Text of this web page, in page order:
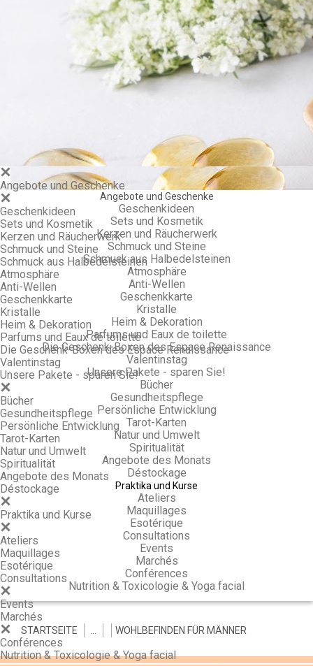
Angebote und Geschenke
Geschenkideen
Sets und Kosmetik
Kerzen und Räucherwerk
Schmuck und Steine
Schmuck aus Halbedelsteinen
Atmosphäre
Anti-Wellen
Geschenkkarte
Kristalle
Heim & Dekoration
Parfums und Eaux de toilette
Die Geschenk-Boxen des Espace Renaissance
Valentinstag
Unsere Pakete - sparen Sie!
Bücher
Gesundheitspflege
Persönliche Entwicklung
Tarot-Karten
Natur und Umwelt
Spiritualität
Angebote des Monats
Déstockage
Praktika und Kurse
Ateliers
Maquillages
Esotérique
Consultations
Events
Marchés
Conférences
Nutrition & Toxicologie & Yoga facial
Angebote und Geschenke
Geschenkideen
Sets und Kosmetik
Kerzen und Räucherwerk
Schmuck und Steine
Schmuck aus Halbedelsteinen
Atmosphäre
Anti-Wellen
Geschenkkarte
Kristalle
Heim & Dekoration
Parfums und Eaux de toilette
Die Geschenk-Boxen des Espace Renaissance
Valentinstag
Unsere Pakete - sparen Sie!
Bücher
Gesundheitspflege
Persönliche Entwicklung
Tarot-Karten
Natur und Umwelt
Spiritualität
Angebote des Monats
Déstockage
Praktika und Kurse
Ateliers
Maquillages
Esotérique
Consultations
Events
Marchés
Conférences
Nutrition & Toxicologie & Yoga facial
STARTSEITE WOHLBEFINDEN FÜR MÄNNER